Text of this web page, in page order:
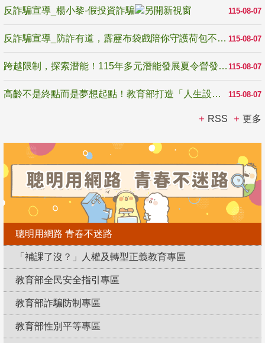
115-08-07
反詐騙宣導_楊小黎-假投資詐騙
115-08-07
反詐騙宣導_防詐有道，霹靂布袋戲陪你守護荷包不受騙
115-08-07
跨越限制，探索潛能！115年多元潛能發展夏令營發掘生命無限可能
115-08-07
高齡不是終點而是夢想起點！教育部打造「人生設計夢工場」 參展第3屆高齡健康產業博覽會
RSS 更多
聰明用網路 青春不迷路
「補課了沒？」人權及轉型正義教育專區
教育部全民安全指引專區
教育部詐騙防制專區
教育部性別平等專區